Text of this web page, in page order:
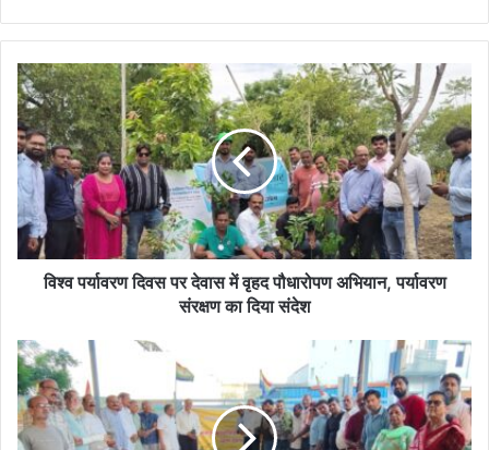
विश्व
पर्यावरण
दिवस
पर
देवास
में
वृहद
पौधारोपण
अभियान,
पर्यावरण
दिया
संदेश
विश्व पर्यावरण दिवस पर देवास में वृहद पौधारोपण अभियान, पर्यावरण
संरक्षण का दिया संदेश
विश्व
पर्यावरण
दिवस
पर
जैन